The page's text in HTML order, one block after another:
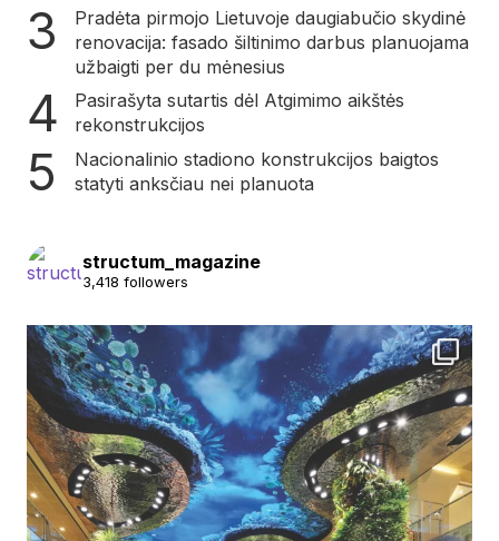
Pradėta pirmojo Lietuvoje daugiabučio skydinė
renovacija: fasado šiltinimo darbus planuojama
užbaigti per du mėnesius
Pasirašyta sutartis dėl Atgimimo aikštės
rekonstrukcijos
Nacionalinio stadiono konstrukcijos baigtos
statyti anksčiau nei planuota
structum_magazine
3,418 followers